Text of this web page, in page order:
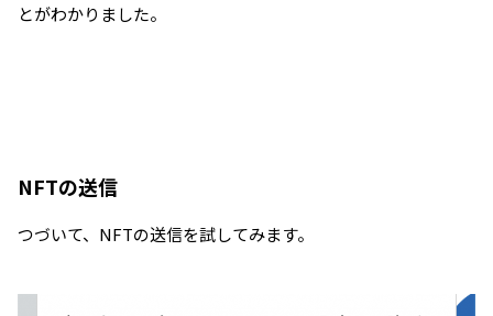
とがわかりました。
NFTの送信
つづいて、NFTの送信を試してみます。